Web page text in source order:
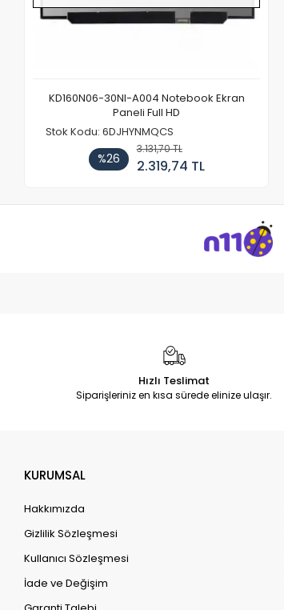
KD160N06-30NI-A004 Notebook Ekran
Paneli Full HD
Stok Kodu: 6DJHYNMQCS
%26
3.131,70 TL
2.319,74 TL
Hızlı Teslimat
Siparişleriniz en kısa sürede elinize ulaşır.
KURUMSAL
Hakkımızda
Gizlilik Sözleşmesi
Kullanıcı Sözleşmesi
İade ve Değişim